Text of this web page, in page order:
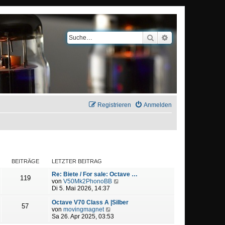
Suche
Anmelden
Registrieren
BEITRÄGE LETZTER BEITRAG
119
Re: Biete / For sale: Octave …
von V50Mk2PhonoBB
e
Di 5. Mai 2026, 14:37
57
Octave V70 Class A |Silber
von movingmagnet
e
Sa 26. Apr 2025, 03:53